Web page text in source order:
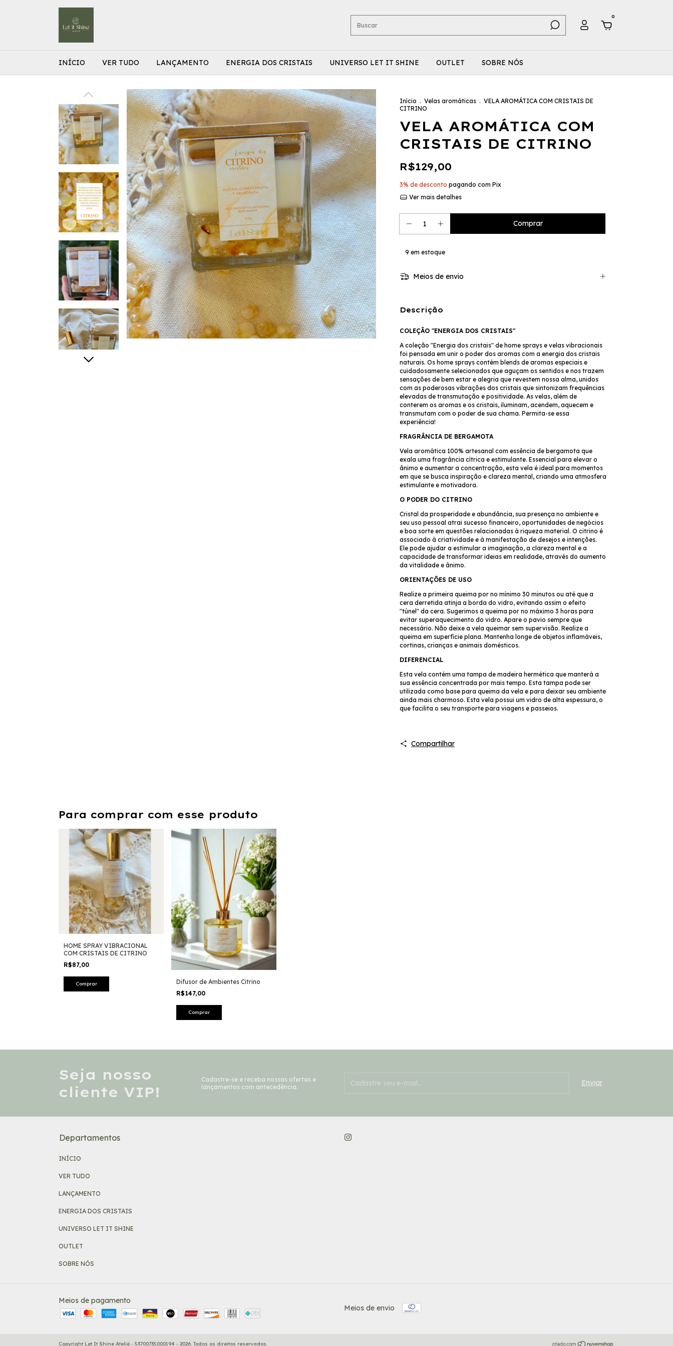
0
INÍCIO VER TUDO LANÇAMENTO ENERGIA DOS CRISTAIS UNIVERSO LET IT SHINE OUTLET SOBRE NÓS
Início . Velas aromáticas . VELA AROMÁTICA COM CRISTAIS DE
CITRINO
VELA AROMÁTICA COM
CRISTAIS DE CITRINO
R$129,00
3% de desconto pagando com Pix
Ver mais detalhes
9 em estoque
Meios de envio
Descrição
COLEÇÃO "ENERGIA DOS CRISTAIS"
A coleção "Energia dos cristais" de home sprays e velas vibracionais
foi pensada em unir o poder dos aromas com a energia dos cristais
naturais. Os home sprays contém blends de aromas especiais e
cuidadosamente selecionados que aguçam os sentidos e nos trazem
sensações de bem estar e alegria que revestem nossa alma, unidos
com as poderosas vibrações dos cristais que sintonizam frequências
elevadas de transmutação e positividade. As velas, além de
conterem os aromas e os cristais, iluminam, acendem, aquecem e
transmutam com o poder de sua chama. Permita-se essa
experiência!
FRAGRÂNCIA DE BERGAMOTA
Vela aromática 100% artesanal com essência de bergamota que
exala uma fragrância cítrica e estimulante. Essencial para elevar o
ânimo e aumentar a concentração, esta vela é ideal para momentos
em que se busca inspiração e clareza mental, criando uma atmosfera
estimulante e motivadora.
O PODER DO CITRINO
Cristal da prosperidade e abundância, sua presença no ambiente e
seu uso pessoal atrai sucesso financeiro, oportunidades de negócios
e boa sorte em questões relacionadas à riqueza material. O citrino é
associado à criatividade e à manifestação de desejos e intenções.
Ele pode ajudar a estimular a imaginação, a clareza mental e a
capacidade de transformar ideias em realidade, através do aumento
da vitalidade e ânimo.
ORIENTAÇÕES DE USO
Realize a primeira queima por no mínimo 30 minutos ou até que a
cera derretida atinja a borda do vidro, evitando assim o efeito
"túnel" da cera. Sugerimos a queima por no máximo 3 horas para
evitar superaquecimento do vidro. Apare o pavio sempre que
necessário. Não deixe a vela queimar sem supervisão. Realize a
queima em superfície plana. Mantenha longe de objetos inflamáveis,
cortinas, crianças e animais domésticos.
DIFERENCIAL
Esta vela contém uma tampa de madeira hermética que manterá a
sua essência concentrada por mais tempo. Esta tampa pode ser
utilizada como base para queima da vela e para deixar seu ambiente
ainda mais charmoso. Esta vela possui um vidro de alta espessura, o
que facilita o seu transporte para viagens e passeios.
Compartilhar
Para comprar com esse produto
HOME SPRAY VIBRACIONAL
COM CRISTAIS DE CITRINO
R$87,00
Difusor de Ambientes Citrino
R$147,00
Seja nosso
cliente VIP!
Cadastre-se e receba nossas ofertas e
lançamentos com antecedência.
Departamentos
INÍCIO
VER TUDO
LANÇAMENTO
ENERGIA DOS CRISTAIS
UNIVERSO LET IT SHINE
OUTLET
SOBRE NÓS
Meios de pagamento
Meios de envio
Copyright Let It Shine Ateliê - 53700735000194 - 2026. Todos os direitos reservados.